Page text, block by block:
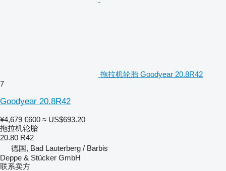
拖拉机轮胎 Goodyear 20.8R42
7
Goodyear 20.8R42
¥4,679 €600 ≈ US$693.20
拖拉机轮胎
20.80 R42
德国, Bad Lauterberg / Barbis
Deppe & Stücker GmbH
联系卖方